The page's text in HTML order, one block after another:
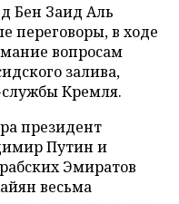
Бен Заид Аль
переговоры, в ходе
вопросам
залива,
службы Кремля.
президент
Путин и
Эмиратов
весьма